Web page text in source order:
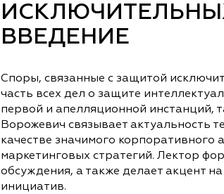
ВВЕДЕНИЕ
Споры, связанные с защитой
часть всех дел о защите
первой и апелляционной инстанций,
Ворожевич связывает актуальность
качестве значимого корпоративного
маркетинговых стратегий. Лектор
обсуждения, а также делает акцент
инициатив.